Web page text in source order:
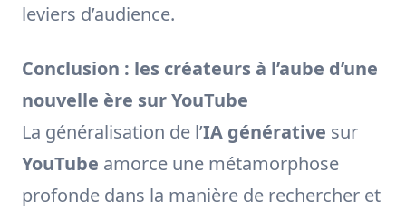
leviers d’audience.
Conclusion : les créateurs à l’aube d’une
nouvelle ère sur YouTube
La généralisation de l’IA générative sur
YouTube amorce une métamorphose
profonde dans la manière de rechercher et